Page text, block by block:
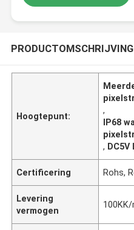
PRODUCTOMSCHRIJVING
Hoogtepunt:
,
IP68
,
Certificering Rohs,
Levering
vermogen